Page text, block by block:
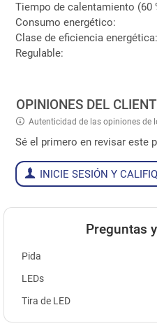
Tiempo de calentamiento (60
Consumo energético:
Clase de eficiencia energética:
Regulable:
OPINIONES DEL
Autenticidad de las opiniones de
Sé el primero en revisar este
INICIE SESIÓN Y
Preguntas
Pida
LEDs
Tira de LED